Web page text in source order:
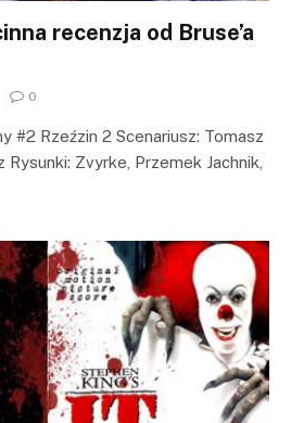
recenzja od Bruse’a
0
#2 Rzeźzin 2 Scenariusz: Tomasz
Zvyrke, Przemek Jachnik,